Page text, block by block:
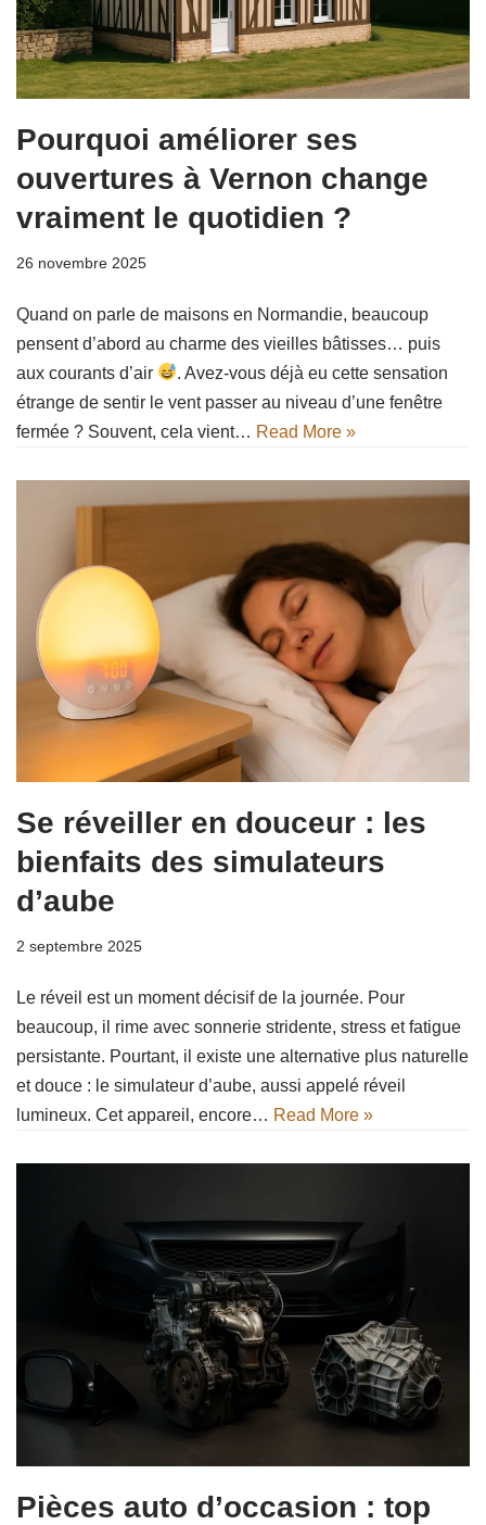
Pourquoi améliorer ses
ouvertures à Vernon change
vraiment le quotidien ?
26 novembre 2025
Quand on parle de maisons en Normandie, beaucoup
pensent d’abord au charme des vieilles bâtisses… puis
aux courants d’air
. Avez-vous déjà eu cette sensation
étrange de sentir le vent passer au niveau d’une fenêtre
fermée ? Souvent, cela vient… Read More »
Se réveiller en douceur : les
bienfaits des simulateurs
d’aube
2 septembre 2025
Le réveil est un moment décisif de la journée. Pour
beaucoup, il rime avec sonnerie stridente, stress et fatigue
persistante. Pourtant, il existe une alternative plus naturelle
et douce : le simulateur d’aube, aussi appelé réveil
lumineux. Cet appareil, encore… Read More »
Pièces auto d’occasion : top